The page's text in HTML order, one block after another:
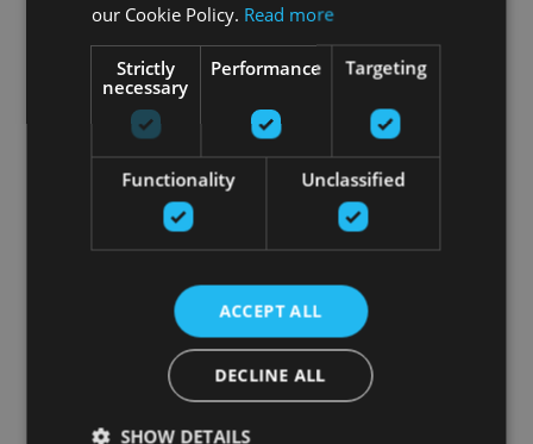
our Cookie Policy. Read more
Strictly
necessary
Performance Targeting
Functionality Unclassified
ACCEPT ALL
DECLINE ALL
SHOW DETAILS